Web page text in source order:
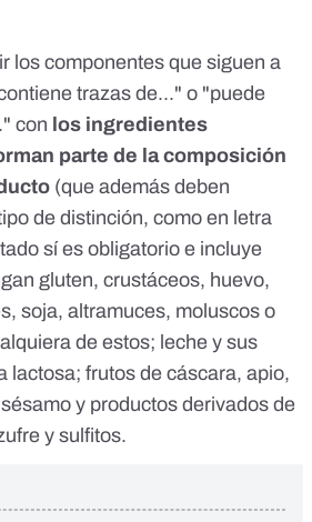
los componentes que siguen a
trazas de..." o "puede
con los ingredientes
parte de la composición
(que además deben
de distinción, como en letra
sí es obligatorio e incluye
gluten, crustáceos, huevo,
soja, altramuces, moluscos o
de estos; leche y sus
lactosa; frutos de cáscara, apio,
y productos derivados de
y sulfitos.